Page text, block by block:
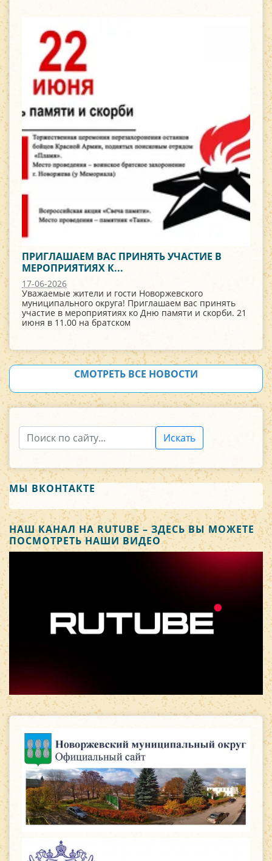
ПРИГЛАШАЕМ ВАС ПРИНЯТЬ УЧАСТИЕ В
МЕРОПРИЯТИЯХ К...
17-06-2026
Уважаемые жители и гости Новоржевского
муниципального округа! Приглашаем вас принять
участие в мероприятиях ко Дню памяти и скорби. 21
июня в 11.00 на братском
СМОТРЕТЬ ВСЕ НОВОСТИ
Искать
МЫ ВКОНТАКТЕ
НАШ КАНАЛ НА RUTUBE – ЗДЕСЬ ВЫ МОЖЕТЕ
ПОСМОТРЕТЬ НАШИ ВИДЕО